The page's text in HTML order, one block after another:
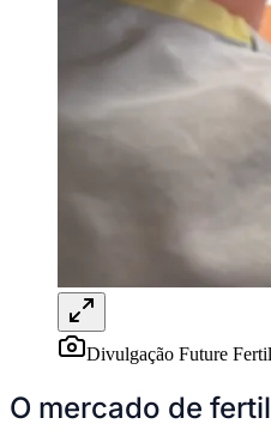
Hub de Negócios
Guia Comercial
Selo Verificado
Portal Educacional
Agenda de Vestibulares
Vagas de Emprego
Anuncie no Portal
Verificar Empresa
Anunciar Vagas Novo
Publicidade Legal
NBA
Divulgação Future
O mercado de